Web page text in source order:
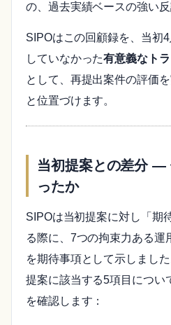
の、過去実績ベースの強い反
SIPOはこの回顧録を、当初
していなかった有意義なト
として、再提出案件の評価
と位置づけます。
当初提案との差分 ―
ったか
SIPOは当初提案に対し「期
る際に、7つの拘束力ある運
を期待事項として示しまし
提案に該当する5項目につい
を確認します：